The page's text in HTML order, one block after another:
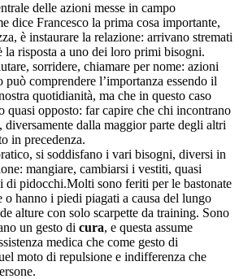
delle azioni messe in campo
dice Francesco la prima cosa importante,
è instaurare la relazione: arrivano stremati
la risposta a uno dei loro primi bisogni.
sorridere, chiamare per nome: azioni
comprendere l’importanza essendo il
quotidianità, ma che in questo caso
quasi opposto: far capire che chi incontrano
dalla maggior parte degli altri
in precedenza.
si soddisfano i vari bisogni, diversi in
mangiare, cambiarsi i vestiti, quasi
di pidocchi.Molti sono feriti per le bastonate
hanno i piedi piagati a causa del lungo
alture con solo scarpette da training. Sono
un gesto di cura, e questa assume
medica che come gesto di
moto di repulsione e indifferenza che